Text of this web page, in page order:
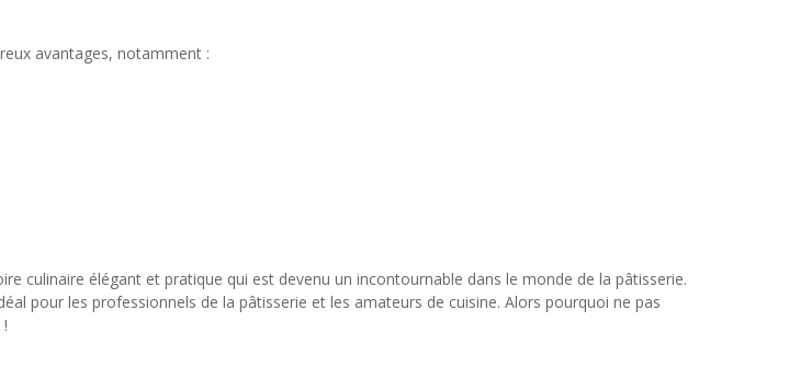
avantages, notamment :
culinaire élégant et pratique qui est devenu un incontournable dans le monde de la pâtisserie.
pour les professionnels de la pâtisserie et les amateurs de cuisine. Alors pourquoi ne pas